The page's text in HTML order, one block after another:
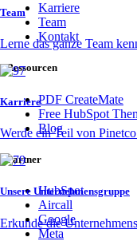
Team
Lerne das ganze Team
Karriere
Werde ein Teil von
Unsere Unternehmensgruppe
Erkunde die
Karriere
Team
Kontakt
Ressourcen
PDF CreateMate
Free HubSpot
Blog
Partner
HubSpot
Aircall
Google
Meta